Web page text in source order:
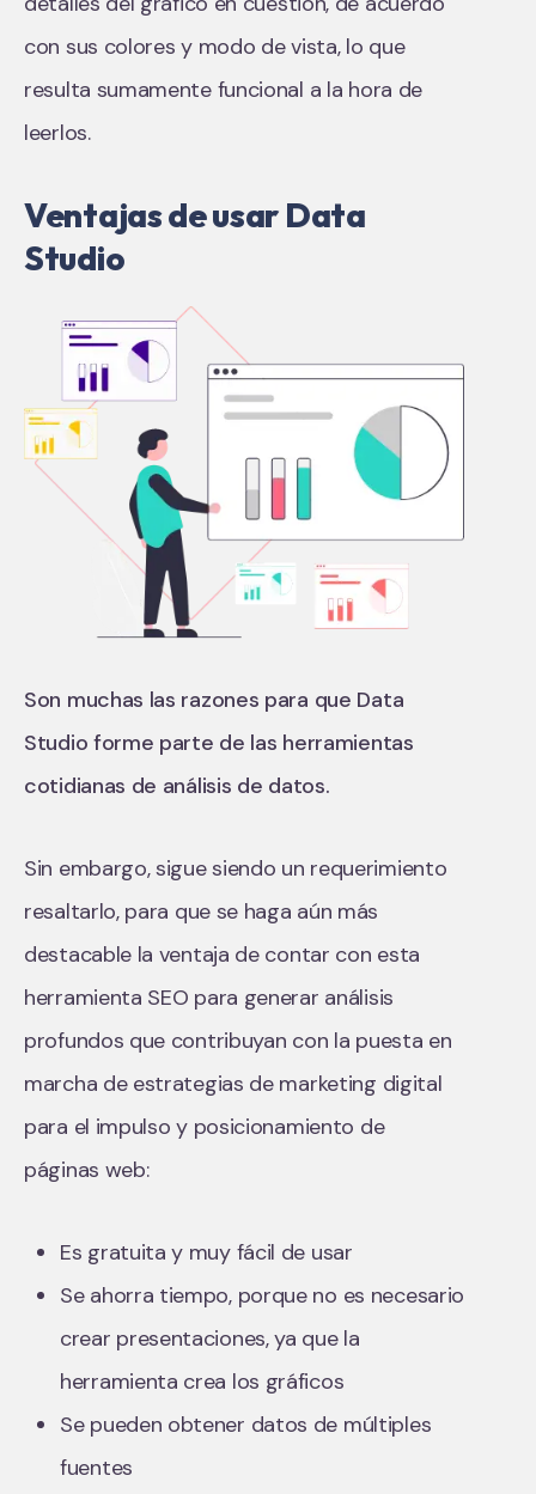
con sus colores y modo de vista, lo que
resulta sumamente funcional a la hora de
leerlos.
Ventajas de usar Data
Studio
Son muchas las razones para que Data
Studio forme parte de las herramientas
cotidianas de análisis de datos.
Sin embargo, sigue siendo un requerimiento
resaltarlo, para que se haga aún más
destacable la ventaja de contar con esta
herramienta SEO para generar análisis
profundos que contribuyan con la puesta en
marcha de estrategias de marketing digital
para el impulso y posicionamiento de
páginas web:
Es gratuita y muy fácil de usar
Se ahorra tiempo, porque no es necesario
crear presentaciones, ya que la
herramienta crea los gráficos
Se pueden obtener datos de múltiples
fuentes